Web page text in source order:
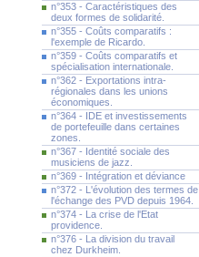
n°353 - Caractéristiques des
deux formes de solidarité.
n°355 - Coûts comparatifs :
l'exemple de Ricardo.
n°359 - Coûts comparatifs et
spécialisation internationale.
n°362 - Exportations intra-
régionales dans les unions
économiques.
n°364 - IDE et investissements
de portefeuille dans certaines
zones.
n°367 - Identité sociale des
musiciens de jazz.
n°369 - Intégration et déviance
n°372 - L'évolution des termes de
l'échange des PVD depuis 1964.
n°374 - La crise de l'Etat
providence.
n°376 - La division du travail
chez Durkheim.